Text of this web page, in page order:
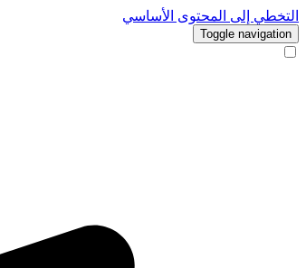
التخطي إلى المحتوى الأساسي
Toggle navigation